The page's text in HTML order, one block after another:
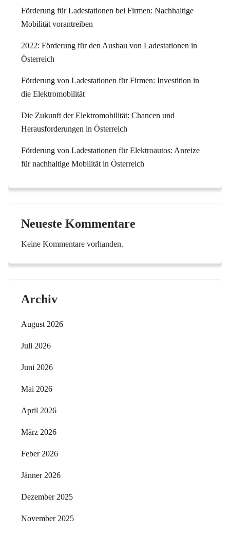
Förderung für Ladestationen bei Firmen: Nachhaltige
Mobilität vorantreiben
2022: Förderung für den Ausbau von Ladestationen in
Österreich
Förderung von Ladestationen für Firmen: Investition in
die Elektromobilität
Die Zukunft der Elektromobilität: Chancen und
Herausforderungen in Österreich
Förderung von Ladestationen für Elektroautos: Anreize
für nachhaltige Mobilität in Österreich
Neueste Kommentare
Keine Kommentare vorhanden.
Archiv
August 2026
Juli 2026
Juni 2026
Mai 2026
April 2026
März 2026
Feber 2026
Jänner 2026
Dezember 2025
November 2025